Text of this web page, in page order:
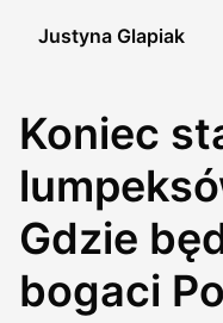
Justyna Glapiak
Koniec
Gdzie
bogaci